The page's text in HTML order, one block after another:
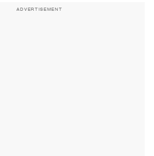
ADVERTISEMENT